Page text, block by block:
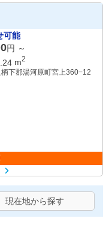
可能
円 ～
m2
下郡湯河原町宮上360−12
現在地から探す